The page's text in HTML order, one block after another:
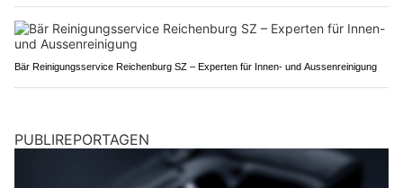
Bär Reinigungsservice Reichenburg SZ – Experten für Innen- und Aussenreinigung
PUBLIREPORTAGEN